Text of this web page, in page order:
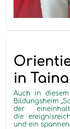
in
Auch in
Bildungsheim
der
die
und ein